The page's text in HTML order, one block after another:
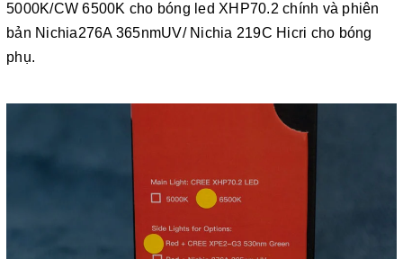
5000K/CW 6500K cho bóng led XHP70.2 chính và phiên
bản Nichia276A 365nmUV/ Nichia 219C Hicri cho bóng
phụ.